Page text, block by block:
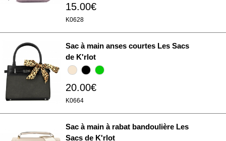
15.00€
K0628
Sac à main anses courtes Les Sacs
de K'rlot
20.00€
K0664
Sac à main à rabat bandoulière Les
Sacs de K'rlot